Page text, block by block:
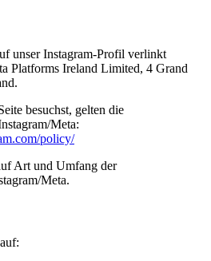
unser Instagram-Profil verlinkt
Platforms Ireland Limited, 4 Grand
besuchst, gelten die
Meta:
policy/
Art und Umfang der
Meta.